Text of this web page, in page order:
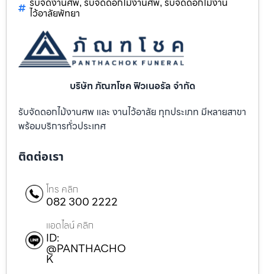
, ,
ไว้อาลัยพัทยา
บริษัท ภัณฑโชค ฟิวเนอรัล จำกัด
รับจัดดอกไม้งานศพ และ งานไว้อาลัย ทุกประเภท มีหลายสาขา
พร้อมบริการทั่วประเทศ
ติดต่อเรา
โทร คลิก
082 300 2222
แอดไลน์ คลิก
ID:
@PANTHACHO
K